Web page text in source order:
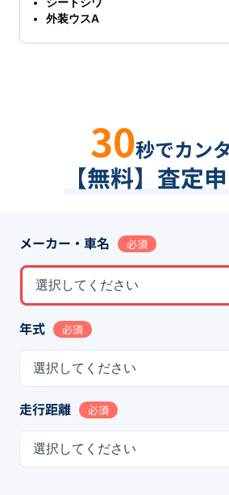
外装ウスA
30秒でカン
【無料】査定
メーカー・車名 必須
選択してください
年式 必須
選択してください
走行距離 必須
選択してください